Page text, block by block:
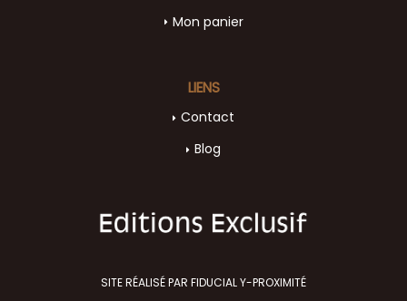
LIENS
Contact
Blog
Mon panier
SITE RÉALISÉ PAR FIDUCIAL Y-PROXIMITÉ